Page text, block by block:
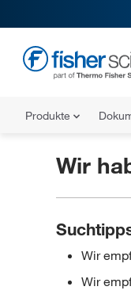
Produkte
Wir
Wir
Wir